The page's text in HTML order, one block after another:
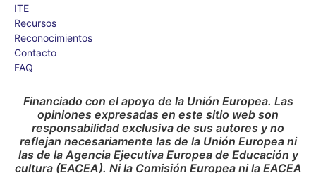
ITE
Recursos
Reconocimientos
Contacto
FAQ
Financiado con el apoyo de la Unión Europea. Las
opiniones expresadas en este sitio web son
responsabilidad exclusiva de sus autores y no
reflejan necesariamente las de la Unión Europea ni
las de la Agencia Ejecutiva Europea de Educación y
cultura (EACEA). Ni la Comisión Europea ni la EACEA